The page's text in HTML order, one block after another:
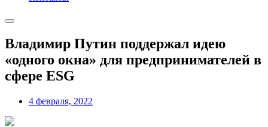
Владимир Путин поддержал идею
«одного окна» для предпринимателей в
сфере ESG
4 февраля, 2022